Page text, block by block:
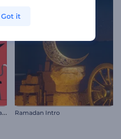
E
röffnungsfeier am Halloweenabend Ramadan Intro
Got it